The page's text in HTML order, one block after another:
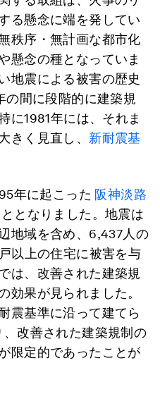
る懸念に端を発してい
秩序・無計画な都市化
懸念の種となっていま
地震による被害の歴史
の間に段階的に建築規
に1981年には、それま
きく見直し、 新耐震基
年に起こった 阪神淡路
となりました。地震は
地域を含め、6,437人の
以上の住宅に被害を与
は、改善された建築規
効果が見られました。
震基準に沿って建てら
改善された建築規制の
限定的であったことが